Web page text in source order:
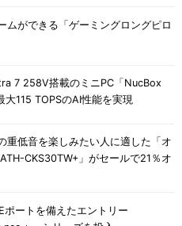
ムができる「ゲーミングロングピロ
7 258V搭載のミニPC「NucBox
115 TOPSのAI性能を実現
重低音を楽しみたい人に適した「オ
CKS30TW+」がセールで21％オ
ートを備えたエントリー